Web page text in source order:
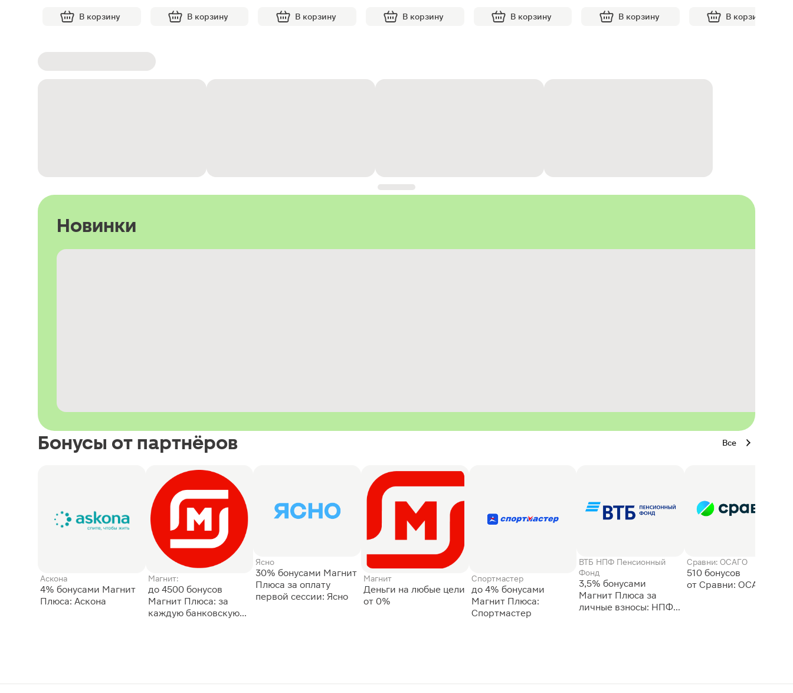
В корзину В корзину В корзину В корзину В корзину В корзину В корзину
Новинки
Бонусы от партнёров Все
Аскона
4% бонусами Магнит
Плюса: Аскона
Магнит:
до 4500 бонусов
Магнит Плюса: за
каждую банковскую
Ясно
30% бонусами Магнит
Плюса за оплату
первой сессии: Ясно
Магнит
Деньги на любые цели
от 0%
Спортмастер
до 4% бонусами
Магнит Плюса:
Спортмастер
ВТБ НПФ Пенсионный
Фонд
3,5% бонусами
Магнит Плюса за
личные взносы: НПФ
Сравни: ОСАГО
510 бонусов